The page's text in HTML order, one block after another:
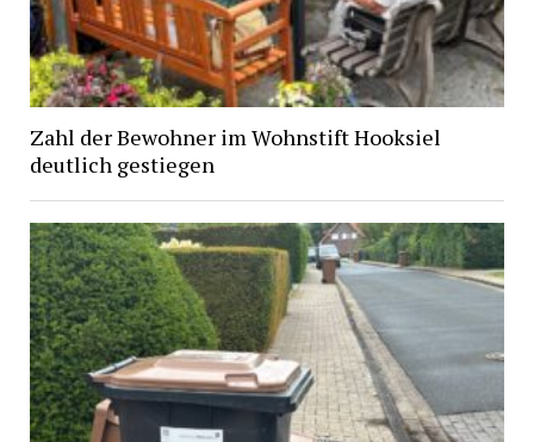
Zahl der Bewohner im Wohnstift Hooksiel
deutlich gestiegen